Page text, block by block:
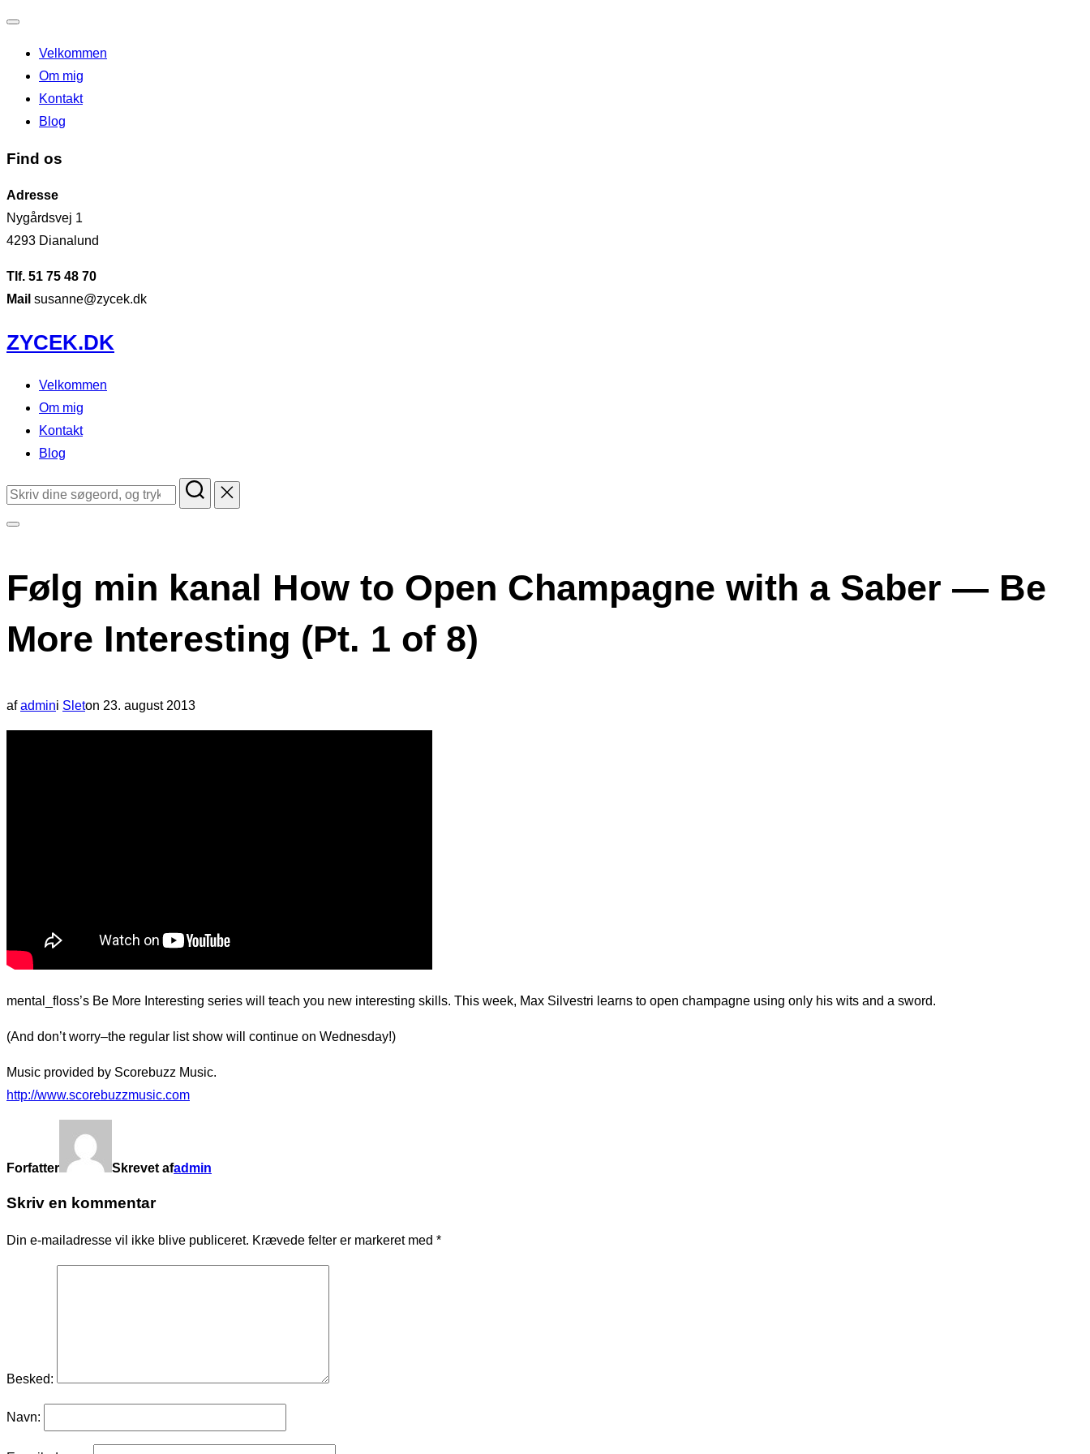
navigation
til/fra
Velkommen
Om mig
Kontakt
Blog
Find os
Adresse
Nygårdsvej 1
4293 Dianalund
Tlf. 51 75 48 70
Mail susanne@zycek.dk
Videre
til
indhold
ZYCEK.DK
Velkommen
Om mig
Kontakt
Blog
Søg
i
sidekolonne
til/fra
Følg min kanal How to Open Champagne with a Saber — Be
More Interesting (Pt. 1 of 8)
afadmini Sleton Udgivet
d.
23. august 2013
mental_floss’s Be More Interesting series will teach you new interesting skills. This week, Max Silvestri learns to open champagne using only his wits and a sword.
(And don’t worry–the regular list show will continue on Wednesday!)
Music provided by Scorebuzz Music.
http://www.scorebuzzmusic.com
Forfatter Skrevet afadmin
Skriv en kommentar
Din e-mailadresse vil ikke blive publiceret. Krævede felter er markeret med *
Besked:
Navn: